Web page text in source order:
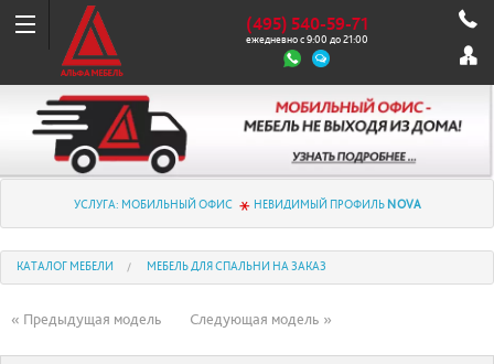
(495) 540-59-71
ежедневно с 9:00 до 21:00
УСЛУГА: МОБИЛЬНЫЙ ОФИС НЕВИДИМЫЙ ПРОФИЛЬ NOVA
КАТАЛОГ МЕБЕЛИ МЕБЕЛЬ ДЛЯ СПАЛЬНИ НА ЗАКАЗ
« Предыдущая модель Следующая модель »